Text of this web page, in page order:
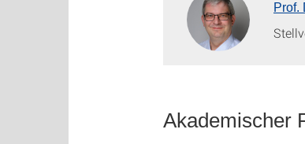
Prof.
Akademischer